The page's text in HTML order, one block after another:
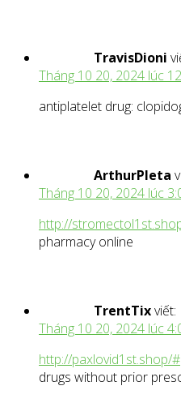
TravisDioni
Tháng 10 20, 2024 lúc
antiplatelet drug:
ArthurPleta
Tháng 10 20, 2024 lúc
http://
pharmacy online
TrentTixviết:
Tháng 10 20, 2024 lúc
http://paxlovid1st.shop/#
drugs without prior